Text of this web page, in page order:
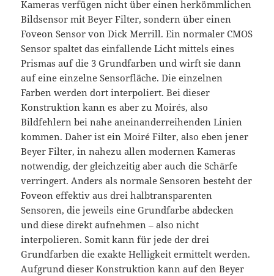
Kameras verfügen nicht über einen herkömmlichen
Bildsensor mit Beyer Filter, sondern über einen
Foveon Sensor von Dick Merrill. Ein normaler CMOS
Sensor spaltet das einfallende Licht mittels eines
Prismas auf die 3 Grundfarben und wirft sie dann
auf eine einzelne Sensorfläche. Die einzelnen
Farben werden dort interpoliert. Bei dieser
Konstruktion kann es aber zu Moirés, also
Bildfehlern bei nahe aneinanderreihenden Linien
kommen. Daher ist ein Moiré Filter, also eben jener
Beyer Filter, in nahezu allen modernen Kameras
notwendig, der gleichzeitig aber auch die Schärfe
verringert. Anders als normale Sensoren besteht der
Foveon effektiv aus drei halbtransparenten
Sensoren, die jeweils eine Grundfarbe abdecken
und diese direkt aufnehmen – also nicht
interpolieren. Somit kann für jede der drei
Grundfarben die exakte Helligkeit ermittelt werden.
Aufgrund dieser Konstruktion kann auf den Beyer